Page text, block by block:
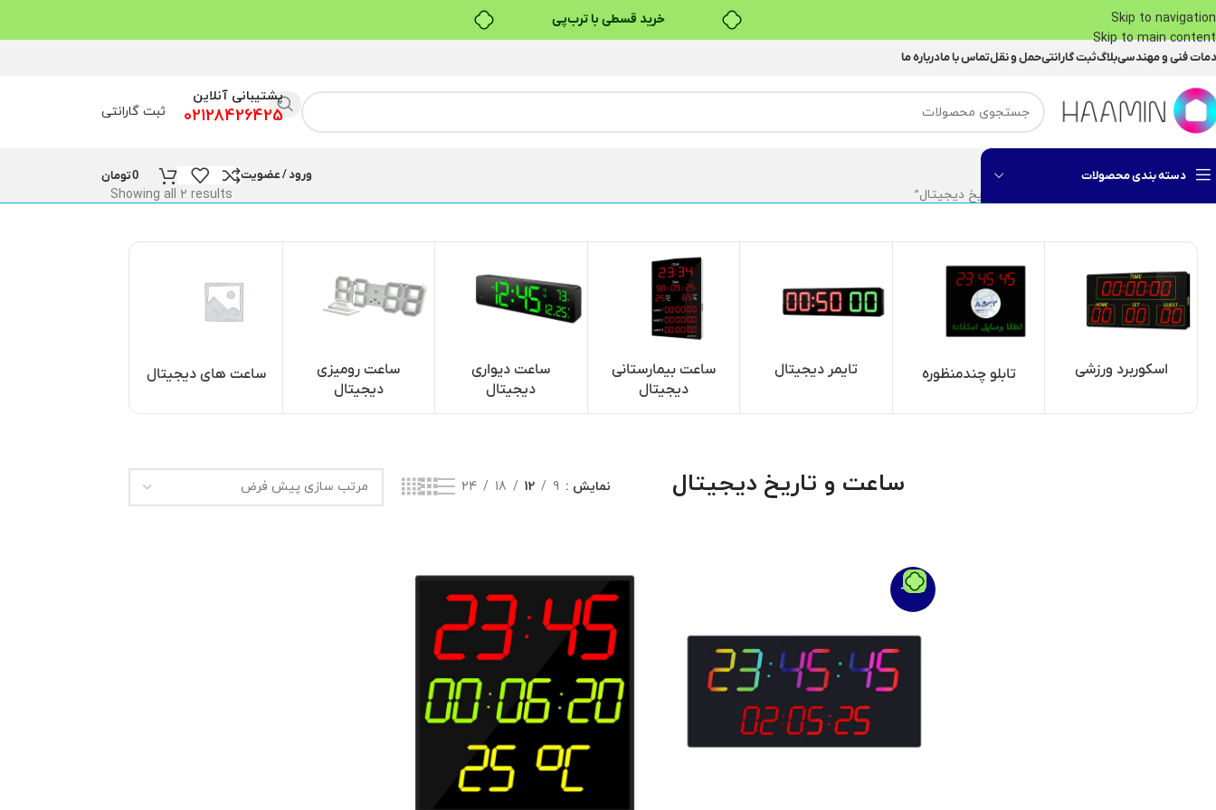
خرید قسطی با ترب‌پی
بدون ضامن، بدون سود
خرید قسطی با ترب‌پی
Skip to navigation
Skip to main content
فنی و مهندسیبلاگثبت گارانتیحمل و نقلتماس با مادرباره ما
پشتیبانی آنلاین
02128426425 ثبت گارانتی
دسته بندی محصولات ورود / عضویت 0تومان
محصولات برچسب خورده “ساعت و تاریخ دیجیتال” Showing all 2 results
اسکوربرد ورزشی تابلو چندمنظوره تایمر دیجیتال
ساعت بیمارستانی
دیجیتال
ساعت دیواری
دیجیتال
ساعت رومیزی
دیجیتال
ساعت های دیجیتال
ساعت و تاریخ دیجیتال نمایش 9
12
18
24
-16%